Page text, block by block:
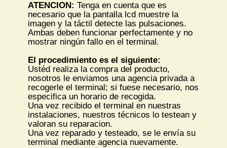
ATENCION: Tenga en cuenta que es
necesario que la pantalla lcd muestre la
imagen y la táctil detecte las pulsaciones.
Ambas deben funcionar perfectamente y no
mostrar ningún fallo en el terminal.
El procedimiento es el siguiente:
Ustéd realiza la compra del producto,
nosotros le enviamos una agencia privada a
recogerle el terminal; si fuese necesario, nos
especifica un horario de recogida.
Una vez recibido el terminal en nuestras
instalaciones, nuestros técnicos lo testean y
valoran su reparacion.
Una vez reparado y testeado, se le envía su
terminal mediante agencia nuevamente.